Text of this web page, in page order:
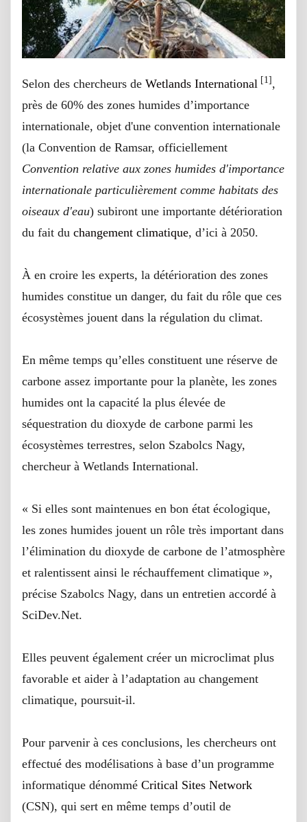
Selon des chercheurs de Wetlands International [1] ,
près de 60% des zones humides d’importance
internationale, objet d'une convention internationale
(la Convention de Ramsar, officiellement
Convention relative aux zones humides d'importance
internationale particulièrement comme habitats des
oiseaux d'eau) subiront une importante détérioration
du fait du changement climatique, d’ici à 2050.
À en croire les experts, la détérioration des zones
humides constitue un danger, du fait du rôle que ces
écosystèmes jouent dans la régulation du climat.
En même temps qu’elles constituent une réserve de
carbone assez importante pour la planète, les zones
humides ont la capacité la plus élevée de
séquestration du dioxyde de carbone parmi les
écosystèmes terrestres, selon Szabolcs Nagy,
chercheur à Wetlands International.
« Si elles sont maintenues en bon état écologique,
les zones humides jouent un rôle très important dans
l’élimination du dioxyde de carbone de l’atmosphère
et ralentissent ainsi le réchauffement climatique »,
précise Szabolcs Nagy, dans un entretien accordé à
SciDev.Net.
Elles peuvent également créer un microclimat plus
favorable et aider à l’adaptation au changement
climatique, poursuit-il.
Pour parvenir à ces conclusions, les chercheurs ont
effectué des modélisations à base d’un programme
informatique dénommé Critical Sites Network
(CSN), qui sert en même temps d’outil de